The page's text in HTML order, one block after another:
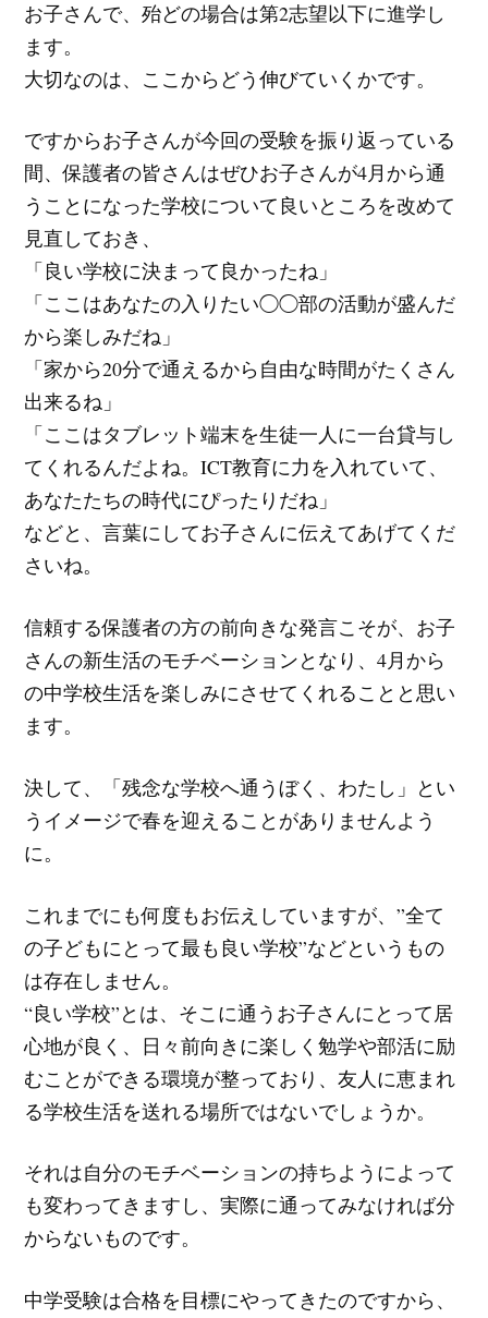
お子さんで、殆どの場合は第2志望以下に進学し
ます。
大切なのは、ここからどう伸びていくかです。
ですからお子さんが今回の受験を振り返っている
間、保護者の皆さんはぜひお子さんが4月から通
うことになった学校について良いところを改めて
見直しておき、
「良い学校に決まって良かったね」
「ここはあなたの入りたい◯◯部の活動が盛んだ
から楽しみだね」
「家から20分で通えるから自由な時間がたくさん
出来るね」
「ここはタブレット端末を生徒一人に一台貸与し
てくれるんだよね。ICT教育に力を入れていて、
あなたたちの時代にぴったりだね」
などと、言葉にしてお子さんに伝えてあげてくだ
さいね。
信頼する保護者の方の前向きな発言こそが、お子
さんの新生活のモチベーションとなり、4月から
の中学校生活を楽しみにさせてくれることと思い
ます。
決して、「残念な学校へ通うぼく、わたし」とい
うイメージで春を迎えることがありませんよう
に。
これまでにも何度もお伝えしていますが、”全て
の子どもにとって最も良い学校”などというもの
は存在しません。
“良い学校”とは、そこに通うお子さんにとって居
心地が良く、日々前向きに楽しく勉学や部活に励
むことができる環境が整っており、友人に恵まれ
る学校生活を送れる場所ではないでしょうか。
それは自分のモチベーションの持ちようによって
も変わってきますし、実際に通ってみなければ分
からないものです。
中学受験は合格を目標にやってきたのですから、